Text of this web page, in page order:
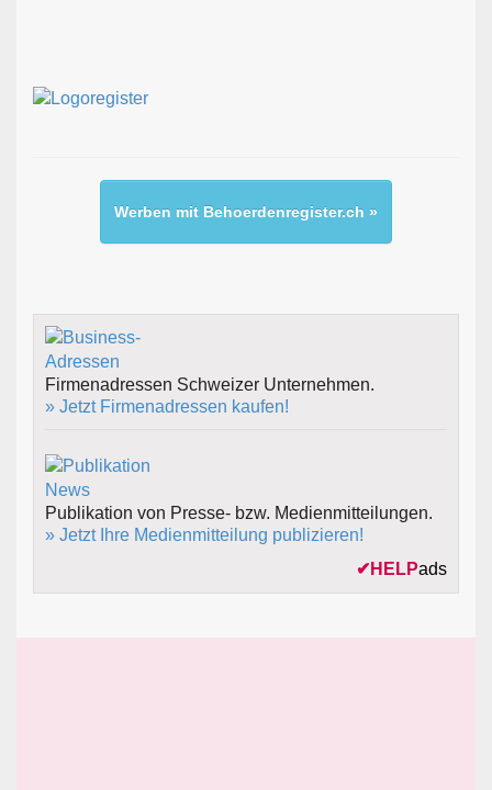
Werben mit Behoerdenregister.ch »
Firmenadressen Schweizer Unternehmen.
» Jetzt Firmenadressen kaufen!
Publikation von Presse- bzw. Medienmitteilungen.
» Jetzt Ihre Medienmitteilung publizieren!
✔ HELPads